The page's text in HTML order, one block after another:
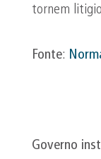
tornem
Fonte:
Governo